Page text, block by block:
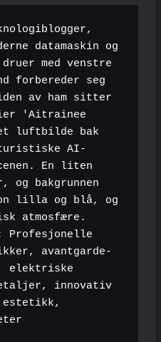
datamaskin og
med venstre
forbereder seg
av ham sitter
'Aitrainee
luftbilde bak
AI-
En liten
og bakgrunnen
lilla og blå, og
atmosfære.
Profesjonelle
avantgarde-
elektriske
innovativ